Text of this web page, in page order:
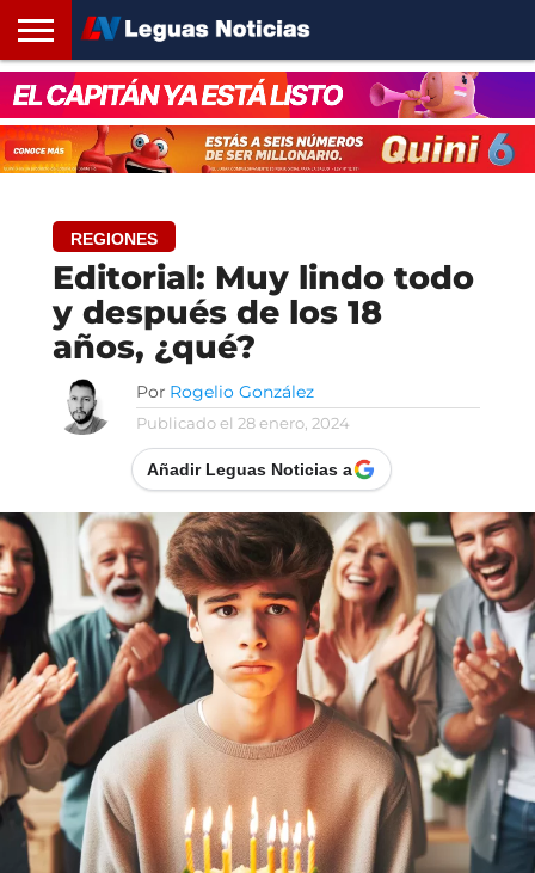
INICIO
SANTA
FE
ROSARIO24
REGIONES
ARGENTINA
OPINIÓN
CONTACTO
REGIONES
Editorial: Muy lindo todo
y después de los 18
años, ¿qué?
Por Rogelio González
Publicado el 28 enero, 2024
Añadir Leguas Noticias a